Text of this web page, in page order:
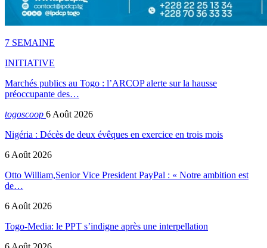
7 SEMAINE
INITIATIVE
Marchés publics au Togo : l’ARCOP alerte sur la hausse
préoccupante des…
togoscoop 6 Août 2026
Nigéria : Décès de deux évêques en exercice en trois mois
6 Août 2026
Otto William,Senior Vice President PayPal : « Notre ambition est
de…
6 Août 2026
Togo-Media: le PPT s’indigne après une interpellation